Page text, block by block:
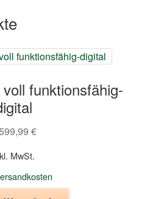
funktionsfähig-
€
MwSt.